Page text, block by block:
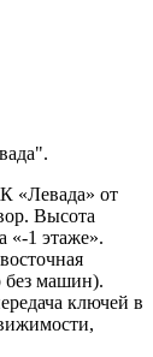
«Левада» от
Высота
«-1 этаже».
без машин).
ключей в